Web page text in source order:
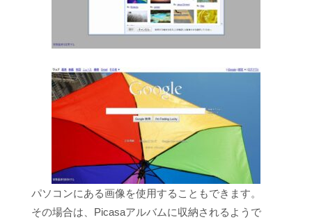
パソコンにある画像を使用することもできます。
その場合は、Picasaアルバムに収納されるようで